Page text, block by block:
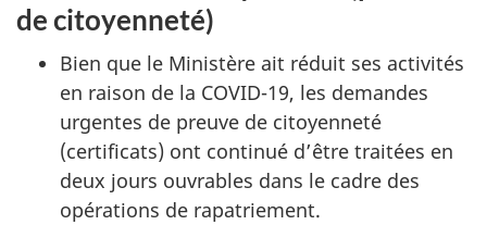
de citoyenneté)
Bien que le Ministère ait réduit ses activités
en raison de la COVID-19, les demandes
urgentes de preuve de citoyenneté
(certificats) ont continué d’être traitées en
deux jours ouvrables dans le cadre des
opérations de rapatriement.